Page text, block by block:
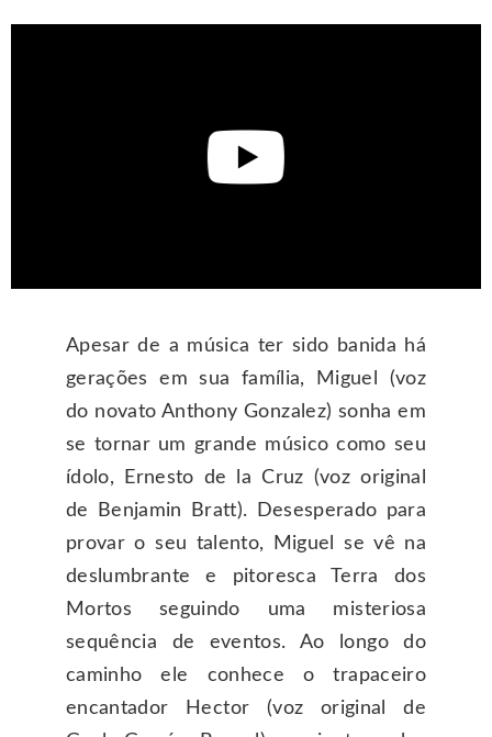
Apesar de a música ter sido banida há
gerações em sua família, Miguel (voz
do novato Anthony Gonzalez) sonha em
se tornar um grande músico como seu
ídolo, Ernesto de la Cruz (voz original
de Benjamin Bratt). Desesperado para
provar o seu talento, Miguel se vê na
deslumbrante e pitoresca Terra dos
Mortos seguindo uma misteriosa
sequência de eventos. Ao longo do
caminho ele conhece o trapaceiro
encantador Hector (voz original de